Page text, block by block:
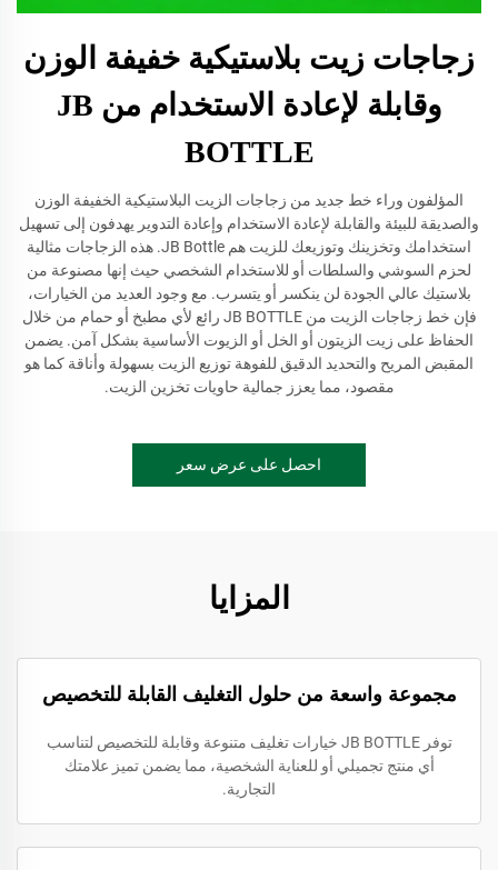
زجاجات زيت بلاستيكية خفيفة الوزن
وقابلة لإعادة الاستخدام من JB
BOTTLE
المؤلفون وراء خط جديد من زجاجات الزيت البلاستيكية الخفيفة الوزن
والصديقة للبيئة والقابلة لإعادة الاستخدام وإعادة التدوير يهدفون إلى تسهيل
استخدامك وتخزينك وتوزيعك للزيت هم JB Bottle. هذه الزجاجات مثالية
لحزم السوشي والسلطات أو للاستخدام الشخصي حيث إنها مصنوعة من
بلاستيك عالي الجودة لن ينكسر أو يتسرب. مع وجود العديد من الخيارات،
فإن خط زجاجات الزيت من JB BOTTLE رائع لأي مطبخ أو حمام من خلال
الحفاظ على زيت الزيتون أو الخل أو الزيوت الأساسية بشكل آمن. يضمن
المقبض المريح والتحديد الدقيق للفوهة توزيع الزيت بسهولة وأناقة كما هو
مقصود، مما يعزز جمالية حاويات تخزين الزيت.
احصل على عرض سعر
المزايا
مجموعة واسعة من حلول التغليف القابلة للتخصيص
توفر JB BOTTLE خيارات تغليف متنوعة وقابلة للتخصيص لتناسب
أي منتج تجميلي أو للعناية الشخصية، مما يضمن تميز علامتك
التجارية.